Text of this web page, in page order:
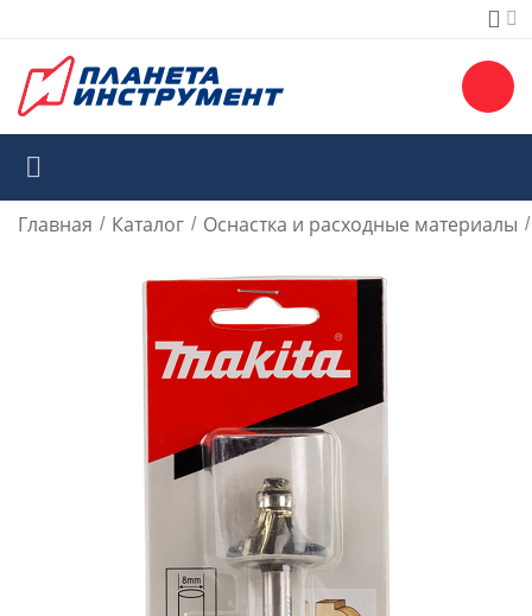
Главная / Каталог / Оснастка и расходные материалы /